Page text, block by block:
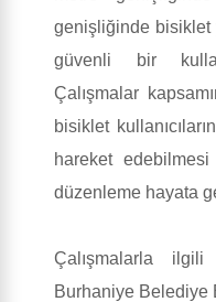
genişliğinde bisiklet
güvenli bir
Çalışmalar
bisiklet
hareket
düzenleme hayata
Çalışmalarla ilgili
Burhaniye Belediye